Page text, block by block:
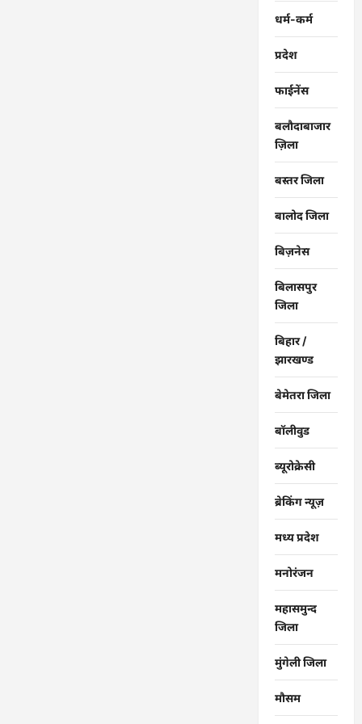
धर्म-कर्म
प्रदेश
फाईनेंस
बलौदाबाजार
ज़िला
बस्तर जिला
बालोद जिला
बिज़नेस
बिलासपुर
जिला
बिहार /
झारखण्ड
बेमेतरा जिला
बॉलीवुड
ब्यूरोक्रेसी
ब्रेकिंग न्यूज़
मध्य प्रदेश
मनोरंजन
महासमुन्द
जिला
मुंगेली जिला
मौसम